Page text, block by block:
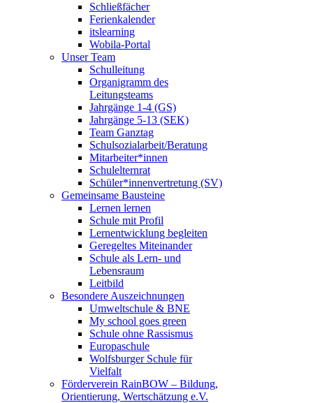
Schließfächer
Ferienkalender
itslearning
Wobila-Portal
Unser Team
Schulleitung
Organigramm des
Leitungsteams
Jahrgänge 1-4 (GS)
Jahrgänge 5-13 (SEK)
Team Ganztag
Schulsozialarbeit/Beratung
Mitarbeiter*innen
Schulelternrat
Schüler*innenvertretung (SV)
Gemeinsame Bausteine
Lernen lernen
Schule mit Profil
Lernentwicklung begleiten
Geregeltes Miteinander
Schule als Lern- und
Lebensraum
Leitbild
Besondere Auszeichnungen
Umweltschule & BNE
My school goes green
Schule ohne Rassismus
Europaschule
Wolfsburger Schule für
Vielfalt
Förderverein RainBOW – Bildung,
Orientierung, Wertschätzung e.V.